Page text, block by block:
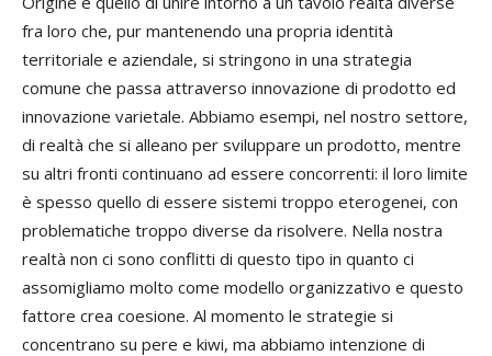
fra loro che, pur mantenendo una propria identità
territoriale e aziendale, si stringono in una strategia
comune che passa attraverso innovazione di prodotto ed
innovazione varietale. Abbiamo esempi, nel nostro settore,
di realtà che si alleano per sviluppare un prodotto, mentre
su altri fronti continuano ad essere concorrenti: il loro limite
è spesso quello di essere sistemi troppo eterogenei, con
problematiche troppo diverse da risolvere. Nella nostra
realtà non ci sono conflitti di questo tipo in quanto ci
assomigliamo molto come modello organizzativo e questo
fattore crea coesione. Al momento le strategie si
concentrano su pere e kiwi, ma abbiamo intenzione di